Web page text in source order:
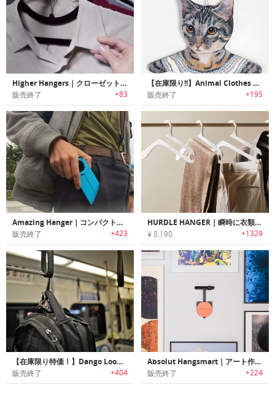
Higher Hangers｜クローゼットの空間を最大化するハンガー「ハイヤーハンガー」
販売終了 +83
【在庫限り!!】Animal Clothes Hanger｜猫顔ハンガー
販売終了 +195
Amazing Hanger｜コンパクトに折りたたんで持ち運べるポータブルハンガー「アメージングハンガー」
販売終了 +423
HURDLE HANGER｜瞬時に衣類を掛けられるスマートハンガー「ハードルハンガー」
¥ 8,190 +1329
【在庫限り特価！】Dango Loop Hook|どこにでも持ち運べる驚きの多機能フック「ダンゴ・ループフック」
販売終了 +404
Absolut Hangsmart｜アート作品をツールやメジャー不要で簡単にディスプレイ可能なウォールマウントデバイス「アブソルートハングスマート」
販売終了 +224